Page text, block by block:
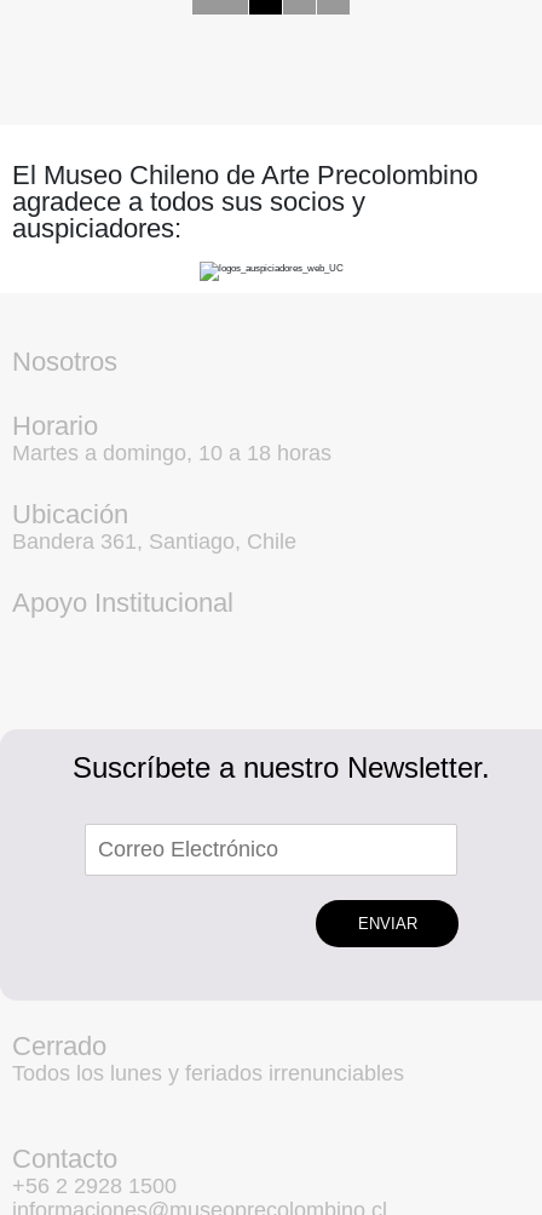
El Museo Chileno de Arte Precolombino
agradece a todos sus socios y
auspiciadores:
Nosotros
Horario
Martes a domingo, 10 a 18 horas
Ubicación
Bandera 361, Santiago, Chile
Apoyo Institucional
Suscríbete a nuestro Newsletter.
ENVIAR
Cerrado
Todos los lunes y feriados irrenunciables
Contacto
+56 2 2928 1500